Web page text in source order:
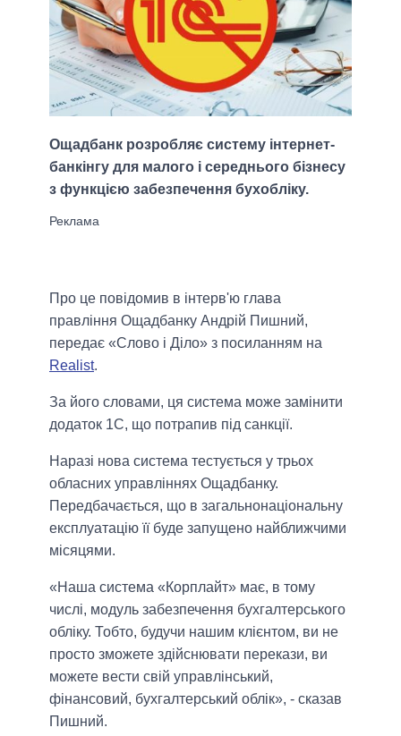
Ощадбанк розробляє систему інтернет-
банкінгу для малого і середнього бізнесу
з функцією забезпечення бухобліку.
Про це повідомив в інтерв'ю глава
правління Ощадбанку Андрій Пишний,
передає «Слово і Діло» з посиланням на
Realist.
За його словами, ця система може замінити
додаток 1С, що потрапив під санкції.
Наразі нова система тестується у трьох
обласних управліннях Ощадбанку.
Передбачається, що в загальнонаціональну
експлуатацію її буде запущено найближчими
місяцями.
«Наша система «Корплайт» має, в тому
числі, модуль забезпечення бухгалтерського
обліку. Тобто, будучи нашим клієнтом, ви не
просто зможете здійснювати перекази, ви
можете вести свій управлінський,
фінансовий, бухгалтерський облік», - сказав
Пишний.